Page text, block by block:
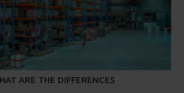
ARE THE DIFFERENCES